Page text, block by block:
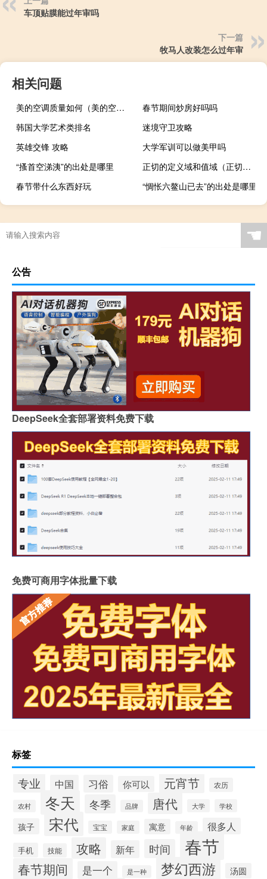
车顶贴膜能过年审吗
下一篇
牧马人改装怎么过年审
相关问题
美的空调质量如何（美的空调质量）
春节期间炒房好吗吗
韩国大学艺术类排名
迷境守卫攻略
英雄交锋 攻略
大学军训可以做美甲吗
“搔首空涕洟”的出处是哪里
正切的定义域和值域（正切的定义）
春节带什么东西好玩
“惆怅六鳌山已去”的出处是哪里
☚
公告
DeepSeek全套部署资料免费下载
免费可商用字体批量下载
标签
专业 中国 习俗 你可以 元宵节 农历
农村 冬天 冬季 品牌 唐代 大学 学校
孩子 宋代 宝宝 家庭 寓意 年龄 很多人
手机 技能 攻略 新年 时间 春节
春节期间 是一个 是一种 梦幻西游 汤圆